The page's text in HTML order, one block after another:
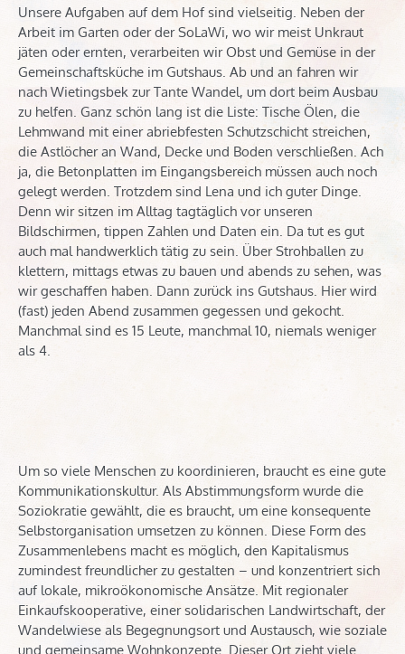
Unsere Aufgaben auf dem Hof sind vielseitig. Neben der
Arbeit im Garten oder der SoLaWi, wo wir meist Unkraut
jäten oder ernten, verarbeiten wir Obst und Gemüse in der
Gemeinschaftsküche im Gutshaus. Ab und an fahren wir
nach Wietingsbek zur Tante Wandel, um dort beim Ausbau
zu helfen. Ganz schön lang ist die Liste: Tische Ölen, die
Lehmwand mit einer abriebfesten Schutzschicht streichen,
die Astlöcher an Wand, Decke und Boden verschließen. Ach
ja, die Betonplatten im Eingangsbereich müssen auch noch
gelegt werden. Trotzdem sind Lena und ich guter Dinge.
Denn wir sitzen im Alltag tagtäglich vor unseren
Bildschirmen, tippen Zahlen und Daten ein. Da tut es gut
auch mal handwerklich tätig zu sein. Über Strohballen zu
klettern, mittags etwas zu bauen und abends zu sehen, was
wir geschaffen haben. Dann zurück ins Gutshaus. Hier wird
(fast) jeden Abend zusammen gegessen und gekocht.
Manchmal sind es 15 Leute, manchmal 10, niemals weniger
als 4.
Um so viele Menschen zu koordinieren, braucht es eine gute
Kommunikationskultur. Als Abstimmungsform wurde die
Soziokratie gewählt, die es braucht, um eine konsequente
Selbstorganisation umsetzen zu können. Diese Form des
Zusammenlebens macht es möglich, den Kapitalismus
zumindest freundlicher zu gestalten – und konzentriert sich
auf lokale, mikroökonomische Ansätze. Mit regionaler
Einkaufskooperative, einer solidarischen Landwirtschaft, der
Wandelwiese als Begegnungsort und Austausch, wie soziale
und gemeinsame Wohnkonzepte. Dieser Ort zieht viele